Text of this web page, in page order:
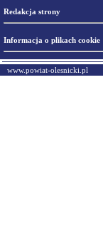
Redakcja strony
Informacja o plikach cookie
www.powiat-olesnicki.pl